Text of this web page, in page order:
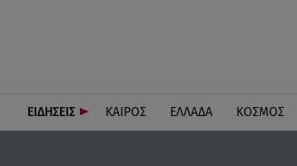
ΕΙΔΗΣΕΙΣ ΚΑΙΡΟΣ ΕΛΛΑΔΑ ΚΟΣΜΟΣ